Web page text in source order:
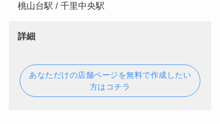
桃山台駅 / 千里中央駅
詳細
あなただけの店舗ページを無料で作成したい
方はコチラ